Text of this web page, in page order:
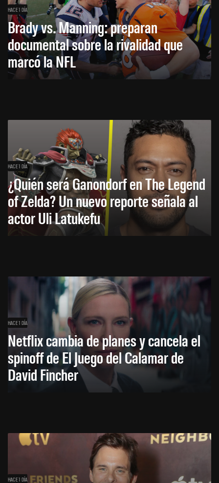
HACE 1 DÍA
Brady vs. Manning: preparan
documental sobre la rivalidad que
marcó la NFL
HACE 1 DÍA
¿Quién será Ganondorf en The Legend
of Zelda? Un nuevo reporte señala al
actor Uli Latukefu
HACE 1 DÍA
Netflix cambia de planes y cancela el
spinoff de El Juego del Calamar de
David Fincher
HACE 1 DÍA